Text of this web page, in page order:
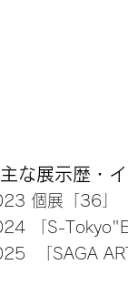
主な展示歴・
個展「36」
「S-
「SAGA